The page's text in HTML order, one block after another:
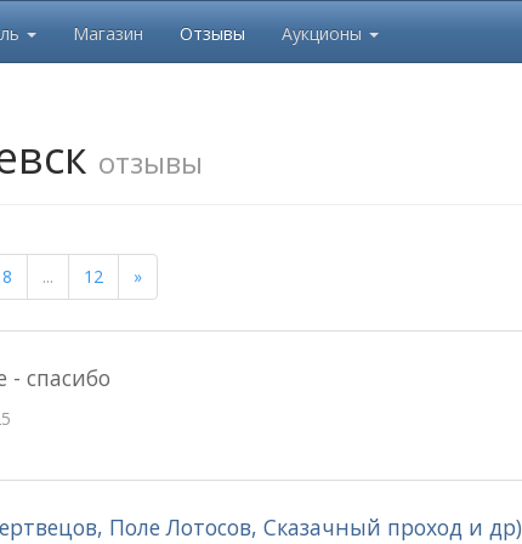
Магазин Отзывы Аукционы
отзывы
8 ... 12 »
спасибо
Поле Лотосов, Сказачный проход и др)